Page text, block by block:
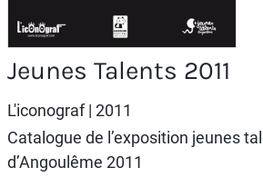
Jeunes Talents 2011
L'iconograf | 2011
Catalogue de l’exposition jeunes
d’Angoulême 2011